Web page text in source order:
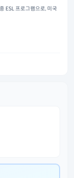
ESL 프로그램으로, 미국